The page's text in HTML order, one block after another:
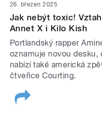
26. březen 2025
Jak nebýt toxic!
Annet X i Kilo Kish
Portlandský rapper
oznamuje novou desku,
nabízí také americká
čtveřice Courting.